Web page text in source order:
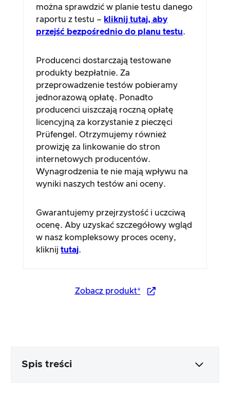
można sprawdzić w planie testu danego
raportu z testu – kliknij tutaj, aby
przejść bezpośrednio do planu testu.
Producenci dostarczają testowane
produkty bezpłatnie. Za
przeprowadzenie testów pobieramy
jednorazową opłatę. Ponadto
producenci uiszczają roczną opłatę
licencyjną za korzystanie z pieczęci
Prüfengel. Otrzymujemy również
prowizję za linkowanie do stron
internetowych producentów.
Wynagrodzenia te nie mają wpływu na
wyniki naszych testów ani oceny.
Gwarantujemy przejrzystość i uczciwą
ocenę. Aby uzyskać szczegółowy wgląd
w nasz kompleksowy proces oceny,
kliknijtutaj.
Zobacz produkt*
Spis treści